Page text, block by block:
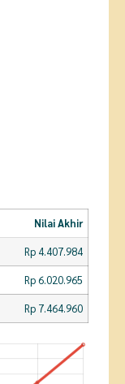
Nilai Akhir
Rp 4.407.984
Rp 6.020.965
Rp 7.464.960